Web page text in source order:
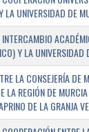
LA UNIVERSIDAD DE
INTERCAMBIO
Y LA UNIVERSIDAD
LA CONSEJERÍA
LA REGIÓN DE
DE LA GRANJA